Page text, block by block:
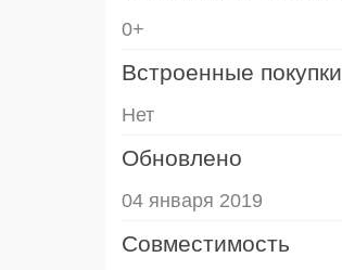
0+
Встроенные покупки
Нет
Обновлено
04 января 2019
Совместимость